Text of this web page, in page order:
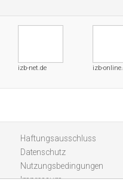
izb-net.de izb-
Haftungsausschluss
Datenschutz
Nutzungsbedingungen
Impressum